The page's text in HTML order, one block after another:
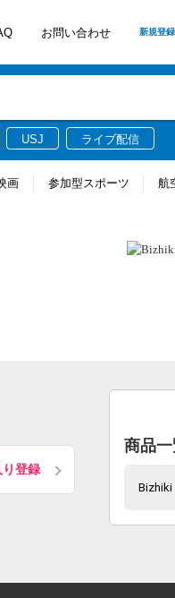
お問い合わせ 新規登録
USJ ライブ配信
画 参加型スポーツ 航
り登録
商品
Bizhiki